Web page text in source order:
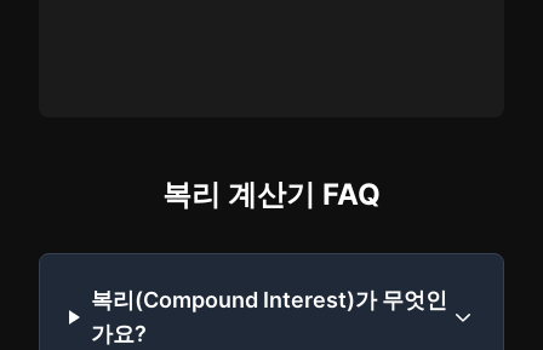
복리 계산기 FAQ
복리(Compound Interest)가 무엇인
가요?